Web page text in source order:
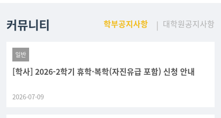
커뮤니티 학부공지사항 대학원공지사항
일반
[학사] 2026-2학기 휴학·복학(자진유급 포함) 신청 안내
2026-07-09